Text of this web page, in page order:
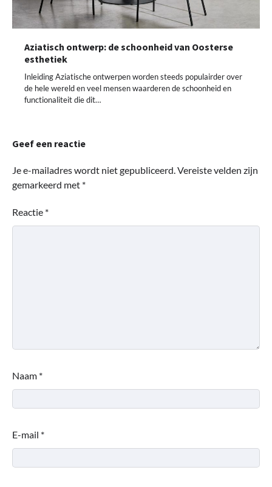
Aziatisch ontwerp: de schoonheid van Oosterse
esthetiek
Inleiding Aziatische ontwerpen worden steeds populairder over
de hele wereld en veel mensen waarderen de schoonheid en
functionaliteit die dit…
Geef een reactie
Je e-mailadres wordt niet gepubliceerd.Vereiste velden zijn
gemarkeerd met *
Reactie *
Naam *
E-mail *